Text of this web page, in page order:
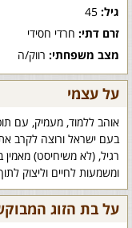
גיל:
זרם דתי: חרדי חסידי
מצב משפחתי: רווק/ה
על עצמי
אוהב ללמוד, מעמיק, עם
בעם ישראל ורוצה לקרב
רגיל, (לא משיחיסט)
ומשמעות לחיים וליצוק
על בת הזוג